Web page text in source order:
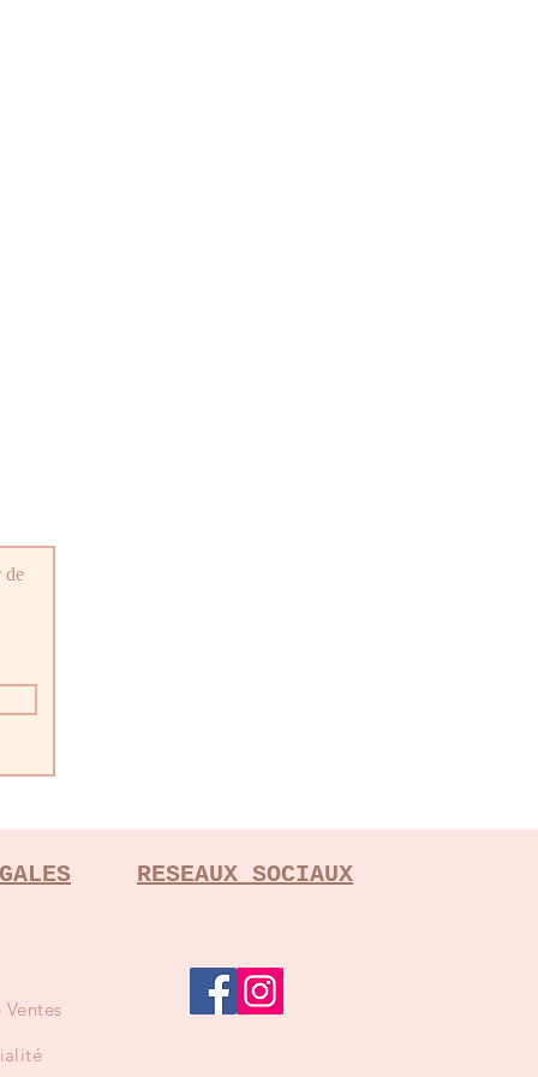
de
RESEAUX SOCIAUX